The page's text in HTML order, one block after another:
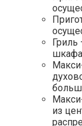
Гриль
шкафа
из